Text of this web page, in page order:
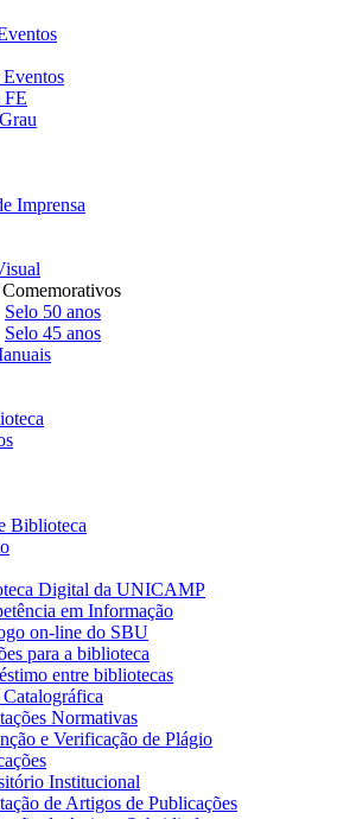
Eventos
FE
Imprensa
Comemorativos
Selo 50 anos
Selo 45 anos
Biblioteca
Digital da UNICAMP
em Informação
on-line do SBU
para a biblioteca
entre bibliotecas
Normativas
e Verificação de Plágio
Institucional
de Artigos de Publicações